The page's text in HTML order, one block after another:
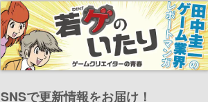
SNSで更新情報をお届け！